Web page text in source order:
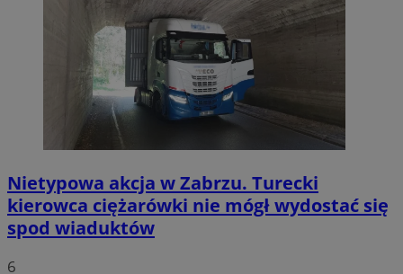
Nietypowa akcja w Zabrzu. Turecki
kierowca ciężarówki nie mógł wydostać się
spod wiaduktów
6